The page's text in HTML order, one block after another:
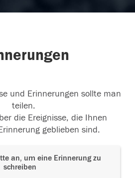
und Erinnerungen sollte man
teilen.
die Ereignisse, die Ihnen
geblieben sind.
an, um eine Erinnerung zu
schreiben